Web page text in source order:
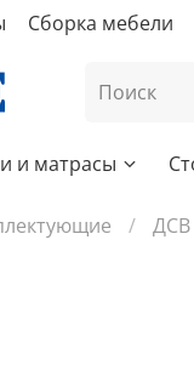
Сборка мебели
и матрасы
ДСВ